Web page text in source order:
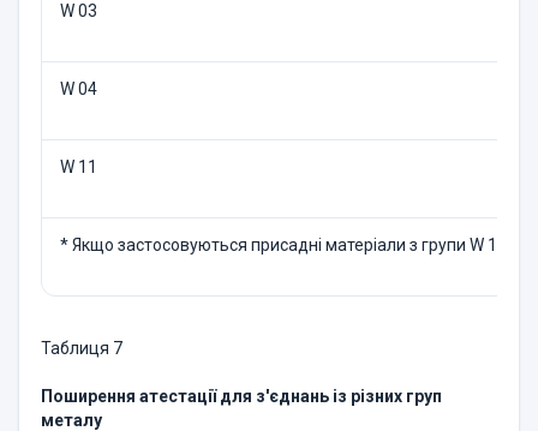
W 03
W 04
W 11
* Якщо застосовуються присаднi матерiали з групи W 11.
Таблиця 7
Поширення атестації для з'єднань iз рiзних груп
металу